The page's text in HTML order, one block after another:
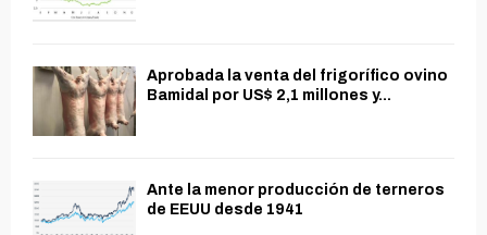
Aprobada la venta del frigorífico ovino
Bamidal por US$ 2,1 millones y...
Ante la menor producción de terneros
de EEUU desde 1941